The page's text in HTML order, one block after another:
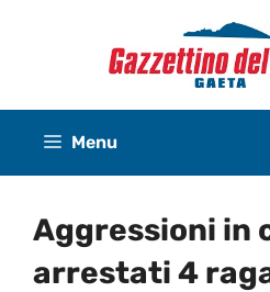
Menu
Aggressioni in
arrestati 4